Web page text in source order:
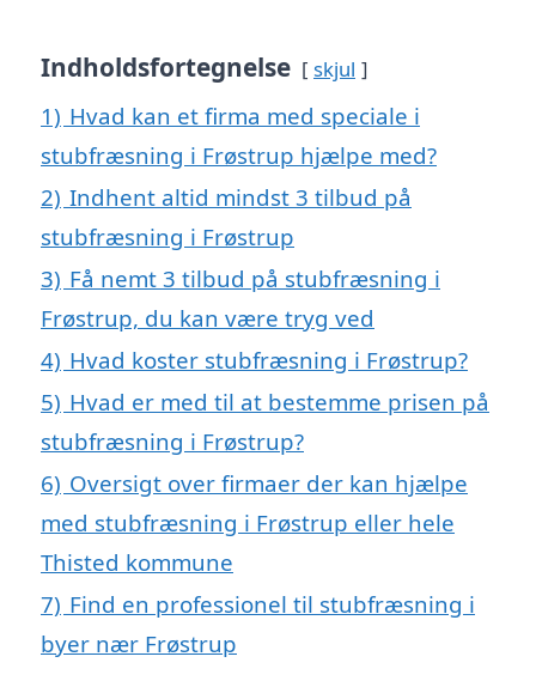
Indholdsfortegnelse skjul
1) Hvad kan et firma med speciale i
stubfræsning i Frøstrup hjælpe med?
2) Indhent altid mindst 3 tilbud på
stubfræsning i Frøstrup
3) Få nemt 3 tilbud på stubfræsning i
Frøstrup, du kan være tryg ved
4) Hvad koster stubfræsning i Frøstrup?
5) Hvad er med til at bestemme prisen på
stubfræsning i Frøstrup?
6) Oversigt over firmaer der kan hjælpe
med stubfræsning i Frøstrup eller hele
Thisted kommune
7) Find en professionel til stubfræsning i
byer nær Frøstrup